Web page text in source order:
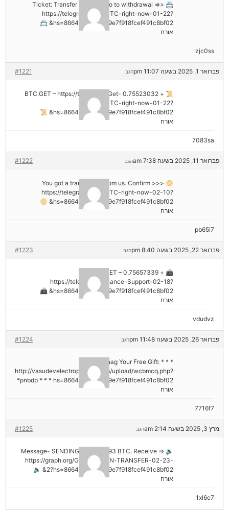
📇 Ticket: Transfer №NB26. Go to withdrawal =>>
https://telegra.ph/Get-BTC-right-now-01-22?
hs=8664c520642b9e7f918fcef491c8bf02& 📇
אורח
zjc0ss
פברואר 1, 2025 בשעה 11:07 pm #1221 הגב
📜 + 0.75523032 BTC.GET – https://telegra.ph/Get-
BTC-right-now-01-22?
hs=8664c520642b9e7f918fcef491c8bf02& 📜
אורח
7083sa
פברואר 11, 2025 בשעה 7:38 am #1222 הגב
📀 You got a transaction from us. Confirm >>>
https://telegra.ph/Get-BTC-right-now-02-10?
hs=8664c520642b9e7f918fcef491c8bf02& 📀
אורח
pb65i7
פברואר 22, 2025 בשעה 8:40 pm #1223 הגב
📠 + 0.75657339 BTC.GET –
https://telegra.ph/Binance-Support-02-18?
hs=8664c520642b9e7f918fcef491c8bf02& 📠
אורח
vdudvz
פברואר 26, 2025 בשעה 11:48 pm #1224 הגב
* * * Snag Your Free Gift:
http://vasudevelectroproject.com/upload/wcbmcq.php?
pnbdp * * * hs=8664c520642b9e7f918fcef491c8bf02*
אורח
7716f7
מרץ 3, 2025 בשעה 2:14 am #1225 הגב
🔉 Message- SENDING 0.75361393 BTC. Receive =>
https://graph.org/GET-BITCOIN-TRANSFER-02-23-
2?hs=8664c520642b9e7f918fcef491c8bf02& 🔉
אורח
1xl6e7